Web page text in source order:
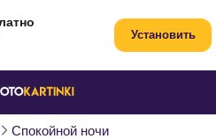
Спокойной ночи
Установить